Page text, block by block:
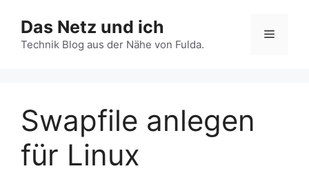
Inhalt
springen
Das Netz und ich
Technik Blog aus der Nähe von Fulda.
Menü
Swapfile anlegen
für Linux